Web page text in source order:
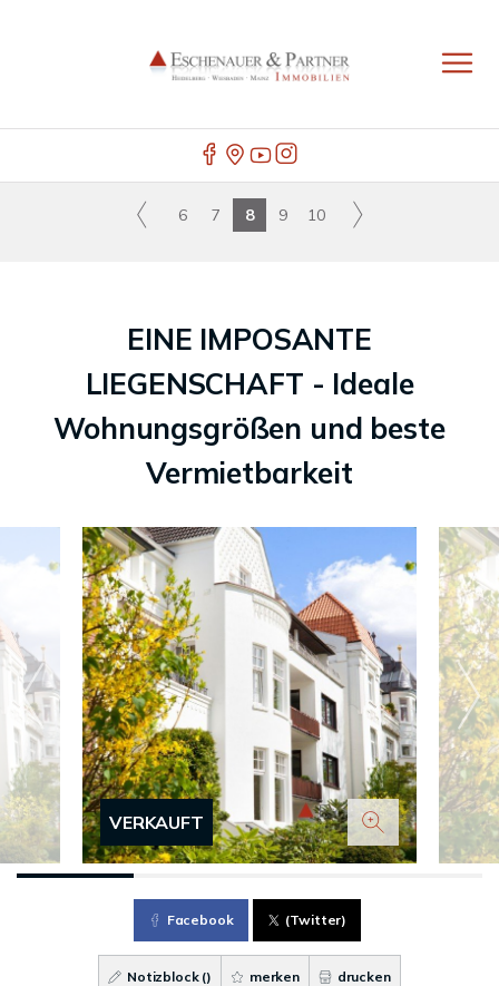
6 7 8 9 10
EINE IMPOSANTE
LIEGENSCHAFT - Ideale
Wohnungsgrößen und beste
Vermietbarkeit
VERKAUFT
Facebook (Twitter)
Notizblock () merken drucken